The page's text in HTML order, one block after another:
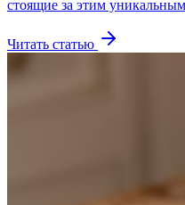
стоящие за этим
Читать статью